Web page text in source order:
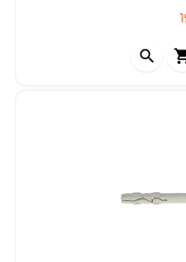
béton (pensez à la cale
